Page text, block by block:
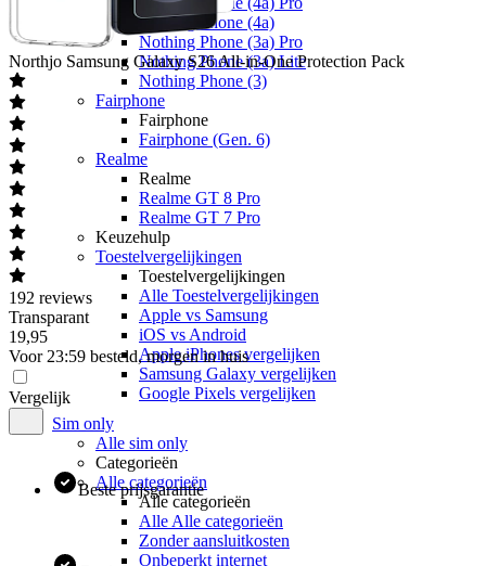
Nothing Phone (4a)
Nothing Phone (3a) Pro
Nothing Phone (3a) Lite
Nothing Phone (3)
Fairphone
Fairphone
Fairphone (Gen. 6)
Realme
Realme
Realme GT 8 Pro
Realme GT 7 Pro
Keuzehulp
Toestelvergelijkingen
Toestelvergelijkingen
Alle Toestelvergelijkingen
Apple vs Samsung
iOS vs Android
Apple iPhones vergelijken
Samsung Galaxy vergelijken
Google Pixels vergelijken
Sim only
Alle sim only
Categorieën
Alle categorieën
Alle categorieën
Alle Alle categorieën
Zonder aansluitkosten
Onbeperkt internet
Northjo Samsung Galaxy S26 All-in-One Protection Pack
192 reviews
Transparant
19,95
Voor 23:59 besteld, morgen in huis
Vergelijk
Beste prijsgarantie